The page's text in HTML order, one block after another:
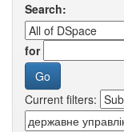
Search:
for
Current filters: